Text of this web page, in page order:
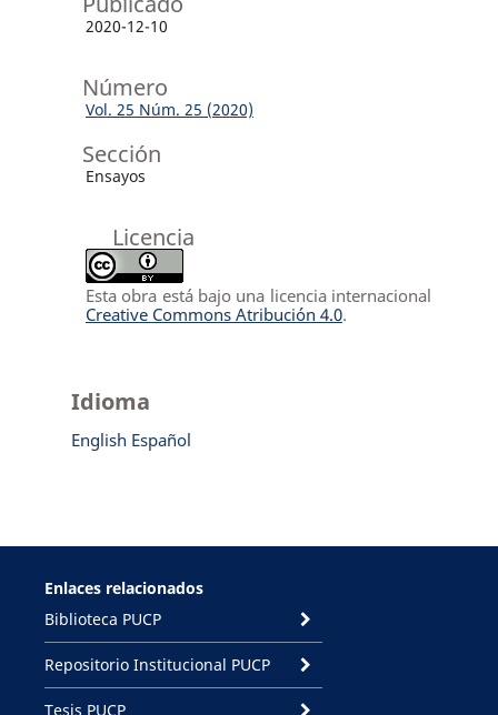
2020-12-10
Número
Vol. 25 Núm. 25 (2020)
Sección
Ensayos
Licencia
Esta obra está bajo una licencia internacional
Creative Commons Atribución 4.0.
Idioma
English Español
Enlaces relacionados
Biblioteca PUCP
Repositorio Institucional PUCP
Tesis PUCP